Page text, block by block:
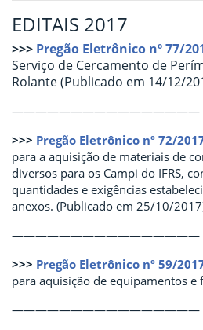
EDITAIS 2017
>>> Pregão Eletrônico nº 77/
Serviço de Cercamento de
Rolante(Publicado em 14/12/
————————————————
>>> Pregão Eletrônico nº 72/
para a aquisição de materiais de
diversos para os Campi do IFRS,
quantidades e exigências
anexos. (Publicado em 25/10/
————————————————
>>> Pregão Eletrônico nº 59/
para aquisição de equipamentos e
————————————————